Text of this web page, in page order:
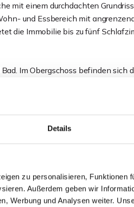
Details
zu personalisieren, Funktionen
Außerdem geben wir
Werbung und Analysen weiter.
mit einem durchdachten
und Essbereich mit
die Immobilie bis zu fünf
Im Obergschoss befinden sich
Raum für Hobby, Homeoffice oder
und teilüberdachter
Angebot ab.